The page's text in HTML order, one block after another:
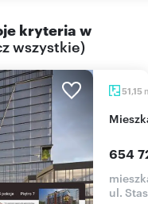
kryteria w
wszystkie)
51,15
654
ul.